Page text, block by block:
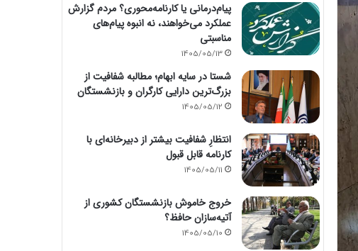
پیام‌درمانی یا کارنامه‌محوری؟ مردم گزارش
عملکرد می‌خواهند، نه انبوه پیام‌های
مناسبتی
1405/05/13
شستا در سایه ابهام؛ مطالبه شفافیت از
بزرگ‌ترین دارایی کارگران و بازنشستگان
1405/05/12
انتظارِ شفافیت بیشتر از دبیرخانه‌ای با
کارنامه قابل قبول
1405/05/11
خروج خاموش بازنشستگان کشوری از
آتیه‌سازان حافظ؟
1405/05/10